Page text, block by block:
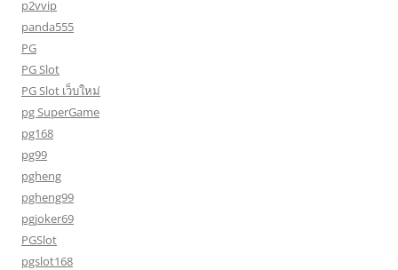
p2vvip
panda555
PG
PG Slot
PG Slot เว็บใหม่
pg SuperGame
pg168
pg99
pgheng
pgheng99
pgjoker69
PGSlot
pgslot168